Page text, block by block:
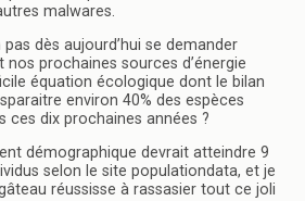
malwares.
dès aujourd’hui se demander
nos prochaines sources d’énergie
équation écologique dont le bilan
environ 40% des espèces
ces dix prochaines années ?
démographique devrait atteindre 9
selon le site populationdata, et je
réussisse à rassasier tout ce joli